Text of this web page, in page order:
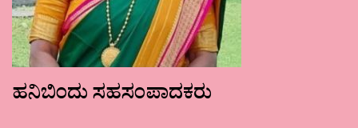
ಹನಿಬಿಂದು ಸಹಸಂಪಾದಕರು